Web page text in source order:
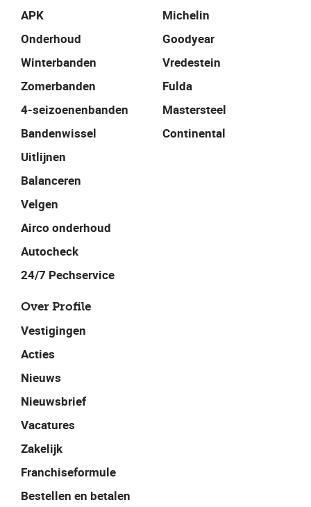
APK
Onderhoud
Winterbanden
Zomerbanden
4-seizoenenbanden
Bandenwissel
Uitlijnen
Balanceren
Velgen
Airco onderhoud
Autocheck
24/7 Pechservice
Michelin
Goodyear
Vredestein
Fulda
Mastersteel
Continental
Over Profile
Vestigingen
Acties
Nieuws
Nieuwsbrief
Vacatures
Zakelijk
Franchiseformule
Bestellen en betalen